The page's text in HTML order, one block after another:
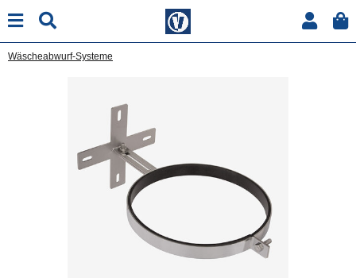
Wäscheabwurf-Systeme